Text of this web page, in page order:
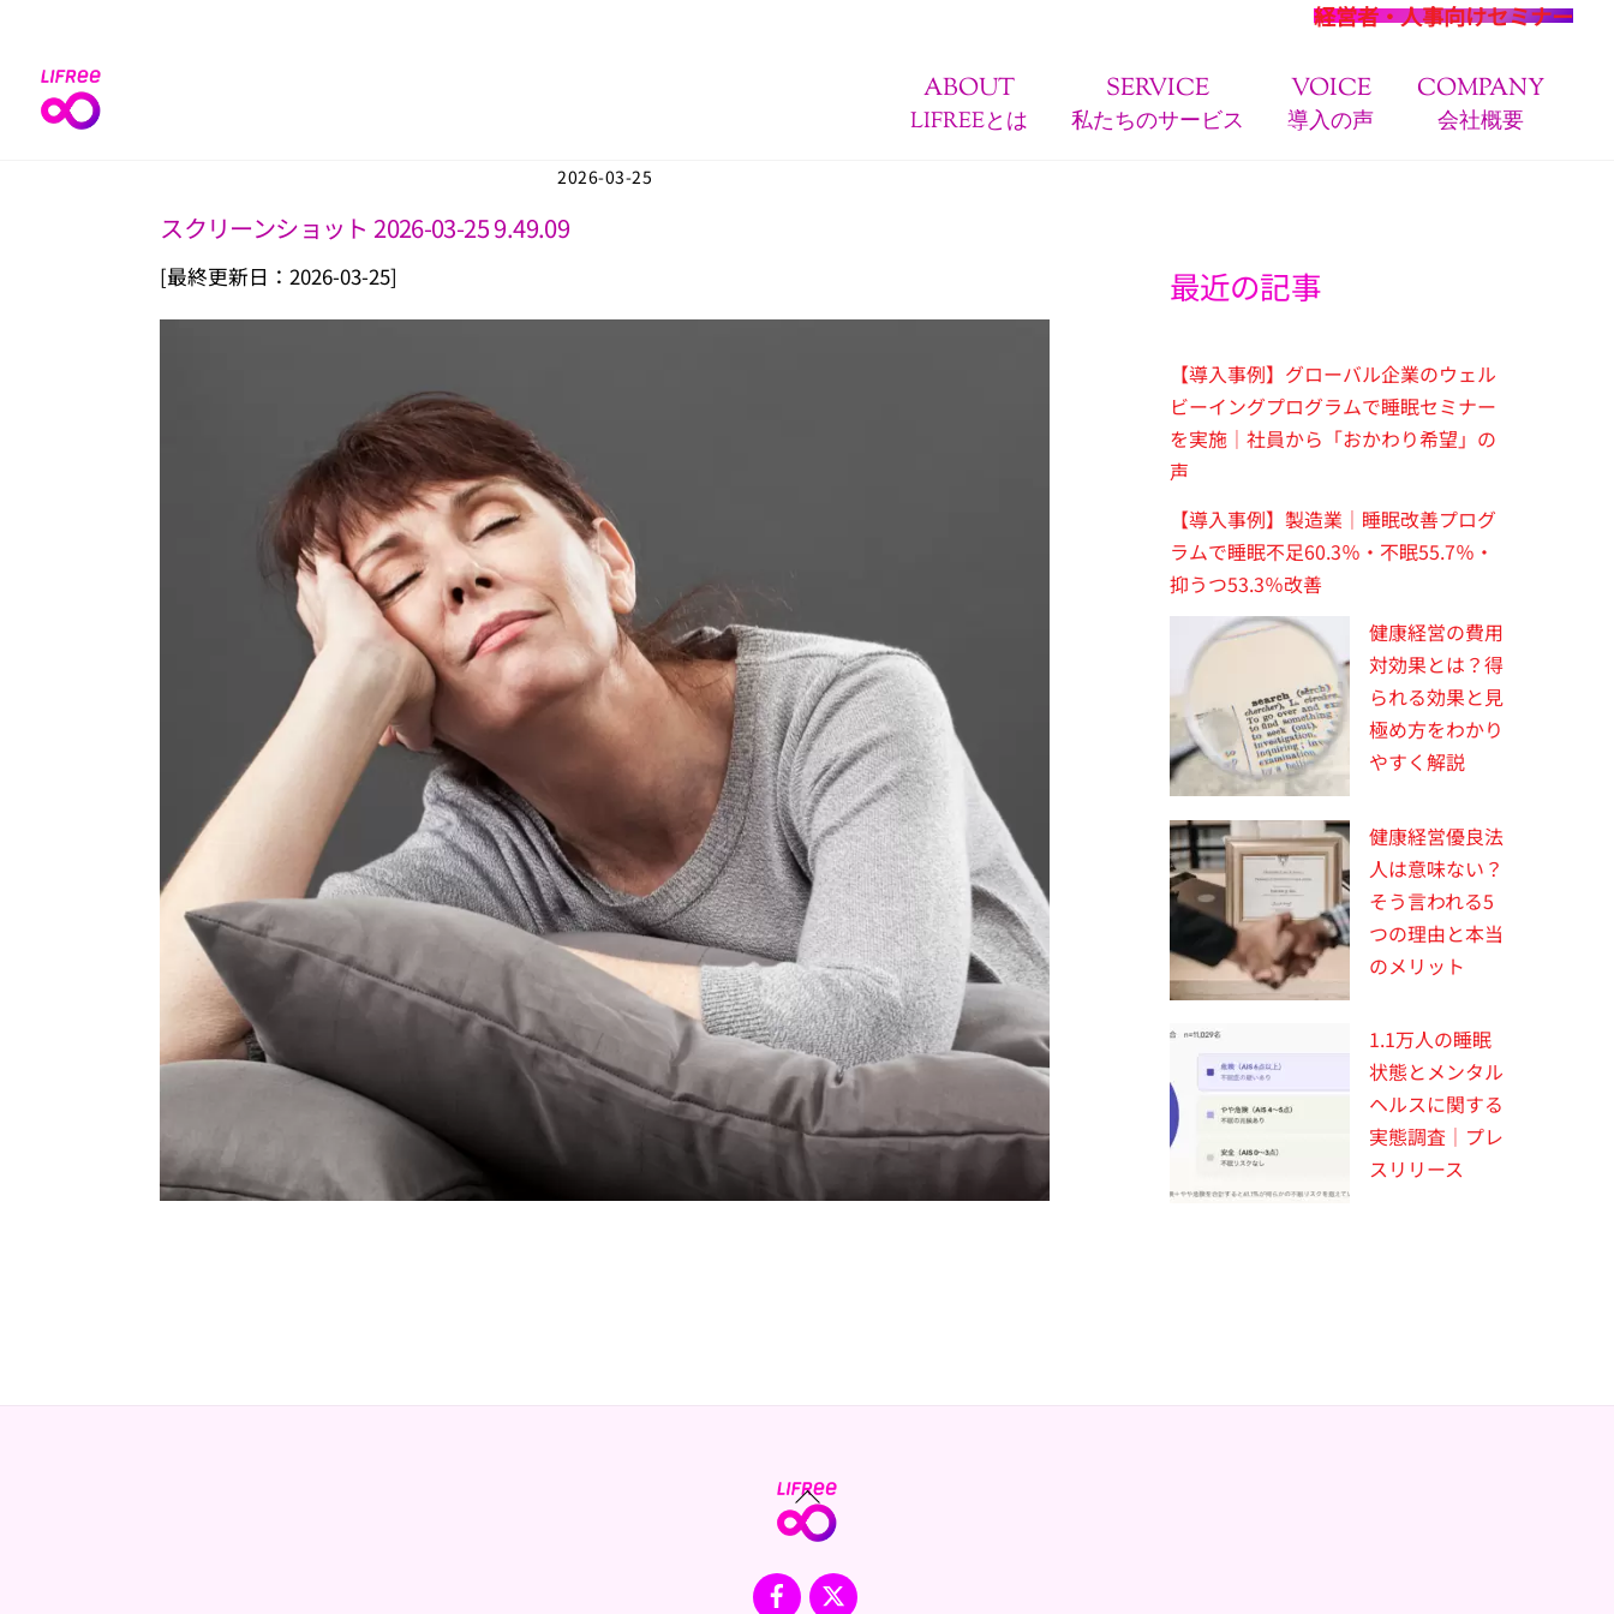
content
経営者・人事向けセミナー
ABOUT
LIFREEとは
SERVICE
私たちのサービス
VOICE
導入の声
COMPANY
会社概要
2026-03-25
スクリーンショット 2026-03-25 9.49.09
[最終更新日：2026-03-25] 最近の記事
【導入事例】グローバル企業のウェル
ビーイングプログラムで睡眠セミナー
を実施｜社員から「おかわり希望」の
声
【導入事例】製造業｜睡眠改善プログ
ラムで睡眠不足60.3％・不眠55.7％・
抑うつ53.3％改善
健康経営の費用
対効果とは？得
られる効果と見
極め方をわかり
やすく解説
健康経営優良法
人は意味ない？
そう言われる5
つの理由と本当
のメリット
1.1万人の睡眠
状態とメンタル
ヘルスに関する
実態調査｜プレ
スリリース
Back
To
Facebook
X